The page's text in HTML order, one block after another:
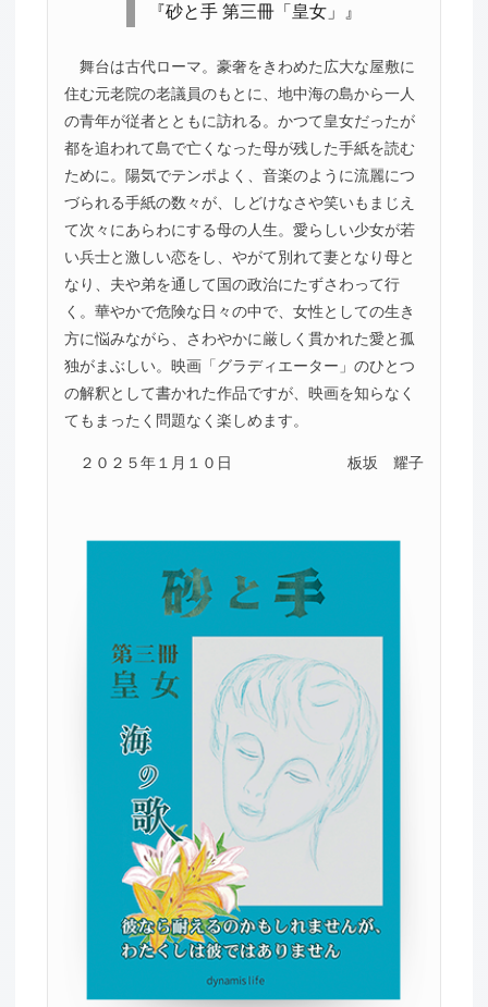
『砂と手 第三冊「皇女」』
舞台は古代ローマ。豪奢をきわめた広大な屋敷に
住む元老院の老議員のもとに、地中海の島から一人
の青年が従者とともに訪れる。かつて皇女だったが
都を追われて島で亡くなった母が残した手紙を読む
ために。陽気でテンポよく、音楽のように流麗につ
づられる手紙の数々が、しどけなさや笑いもまじえ
て次々にあらわにする母の人生。愛らしい少女が若
い兵士と激しい恋をし、やがて別れて妻となり母と
なり、夫や弟を通して国の政治にたずさわって行
く。華やかで危険な日々の中で、女性としての生き
方に悩みながら、さわやかに厳しく貫かれた愛と孤
独がまぶしい。映画「グラディエーター」のひとつ
の解釈として書かれた作品ですが、映画を知らなく
てもまったく問題なく楽しめます。
２０２５年１月１０日 板坂 耀子